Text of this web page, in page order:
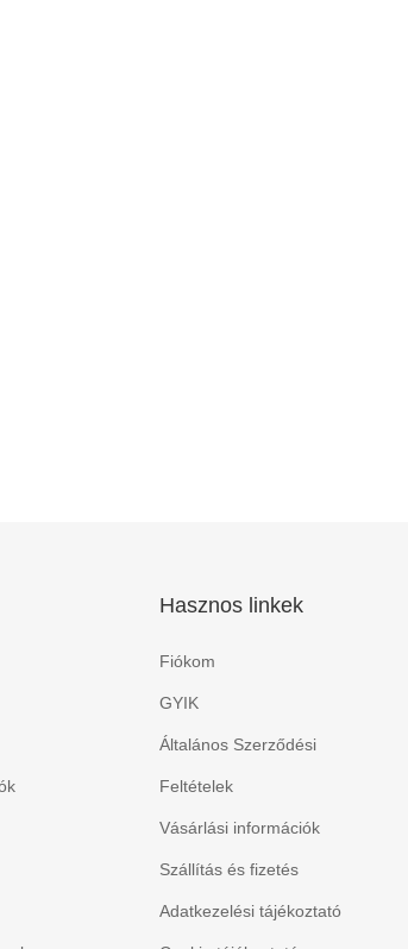
Hasznos linkek
Fiókom
GYIK
Általános Szerződési
Feltételek
Vásárlási információk
Szállítás és fizetés
Adatkezelési tájékoztató